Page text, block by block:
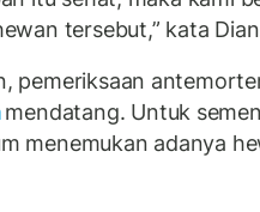
tersebut,” kata
pemeriksaan
mendatang. Untuk
menemukan adanya